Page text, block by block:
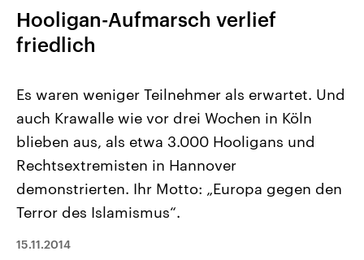
Landtagswahl Sachsen-Anhalt
2026
Alle Informationen
Sachsen-Anhalt wählt am 6.
September 2026 einen neuen
Landtag. Seit 2021 wird das
Bundesland von einer Koalition aus
Umfragen, Prognosen,
Wahlprogramme, aktuelle Berichte
USA
Aktuelle Beiträge,
Wirtschaftlich und
gehören die Vereinigten
den mächtigsten Ländern
Hooligan-Aufmarsch verlief
friedlich
Es waren weniger Teilnehmer als erwartet. Und
auch Krawalle wie vor drei Wochen in Köln
blieben aus, als etwa 3.000 Hooligans und
Rechtsextremisten in Hannover
demonstrierten. Ihr Motto: „Europa gegen den
Terror des Islamismus“.
15.11.2014